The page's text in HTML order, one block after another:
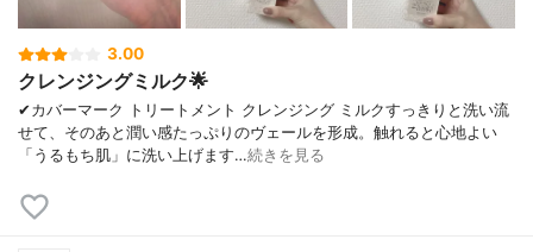
3.00
クレンジングミルク🌟
✔︎カバーマーク トリートメント クレンジング ミルクすっきりと洗い流
せて、そのあと潤い感たっぷりのヴェールを形成。触れると心地よい
「うるもち肌」に洗い上げます…続きを見る